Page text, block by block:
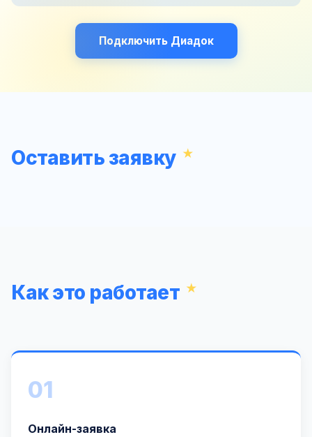
Подключить Диадок
Оставить заявку
Как это работает
01
Онлайн-заявка